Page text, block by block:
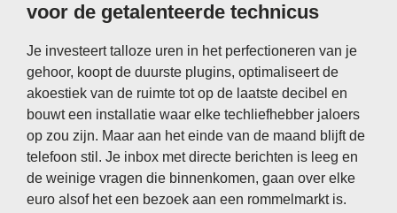
voor de getalenteerde technicus
Je investeert talloze uren in het perfectioneren van je
gehoor, koopt de duurste plugins, optimaliseert de
akoestiek van de ruimte tot op de laatste decibel en
bouwt een installatie waar elke techliefhebber jaloers
op zou zijn. Maar aan het einde van de maand blijft de
telefoon stil. Je inbox met directe berichten is leeg en
de weinige vragen die binnenkomen, gaan over elke
euro alsof het een bezoek aan een rommelmarkt is.